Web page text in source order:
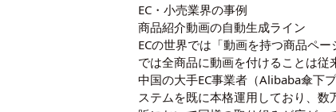
EC・小売業界の事例
商品紹介動画の自動生成ライン
ECの世界では「動画を持つ商品ペ
では全商品に動画を付けることは従
中国の大手EC事業者（Alibaba傘下
ステムを既に本格運用しており、数